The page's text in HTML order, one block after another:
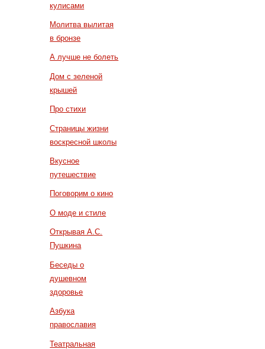
кулисами
Молитва вылитая
в бронзе
А лучше не болеть
Дом с зеленой
крышей
Про стихи
Страницы жизни
воскресной школы
Вкусное
путешествие
Поговорим о кино
О моде и стиле
Открывая А.С.
Пушкина
Беседы о
душевном
здоровье
Азбука
православия
Театральная